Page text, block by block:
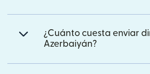
¿Cuánto cuesta enviar
Azerbaiyán?